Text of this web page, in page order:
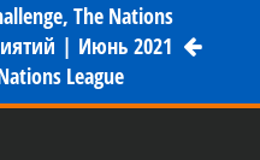
The Nations
| Июнь 2021
League